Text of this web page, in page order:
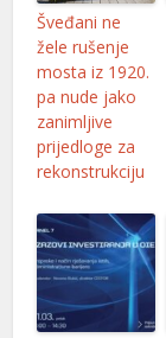
Šveđani ne
žele rušenje
mosta iz 1920.
pa nude jako
zanimljive
prijedloge za
rekonstrukciju